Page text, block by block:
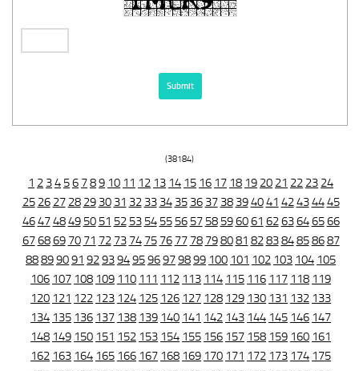
(38184)
1 2 34 56 789 10 11 12 13 14 15 16 17 18 19 20 21 22 23 24
25 26 27 28 29 30 31 32 33 34 35 36 37 38 394041 42434445
46474849 50 51 52 53 54 55 56 57 58 596061 6263646566
676869 70 71 72 73 74 75 76 77 78 798081 828384858687
88899091 9293949596979899 100 101 102 103 104 105
106 107 108 109 110 111 112 113 114 115 116 117 118 119
120 121 122 123 124 125 126 127 128 129 130 131 132 133
134 135 136 137 138 139 140 141 142 143 144 145 146 147
148 149 150 151 152 153 154 155 156 157 158 159 160 161
162 163 164 165 166 167 168 169 170 171 172 173 174 175